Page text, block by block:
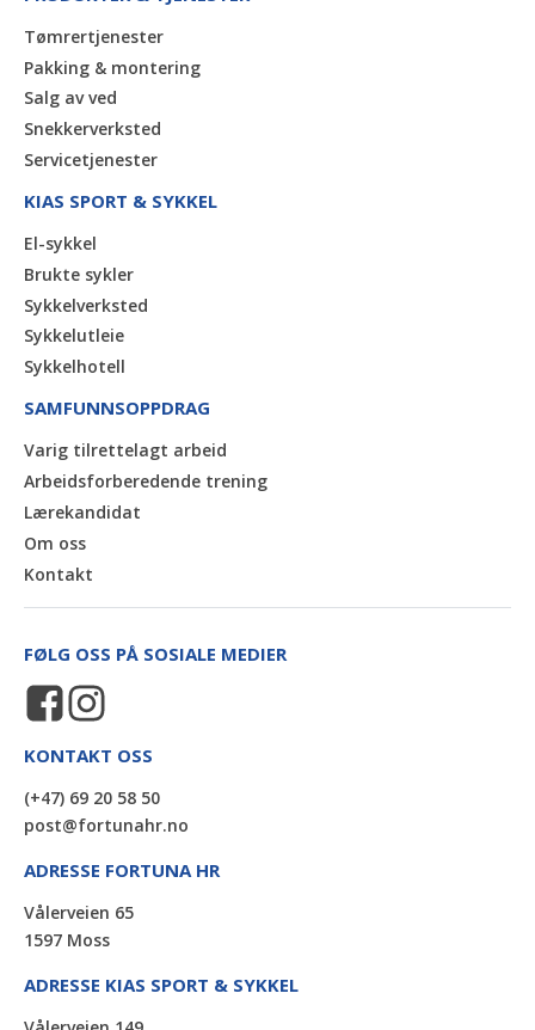
Tømrertjenester
Pakking & montering
Salg av ved
Snekkerverksted
Servicetjenester
KIAS SPORT & SYKKEL
El-sykkel
Brukte sykler
Sykkelverksted
Sykkelutleie
Sykkelhotell
SAMFUNNSOPPDRAG
Varig tilrettelagt arbeid
Arbeidsforberedende trening
Lærekandidat
Om oss
Kontakt
FØLG OSS PÅ SOSIALE MEDIER
KONTAKT OSS
(+47) 69 20 58 50
post@fortunahr.no
ADRESSE FORTUNA HR
Vålerveien 65
1597 Moss
ADRESSE KIAS SPORT & SYKKEL